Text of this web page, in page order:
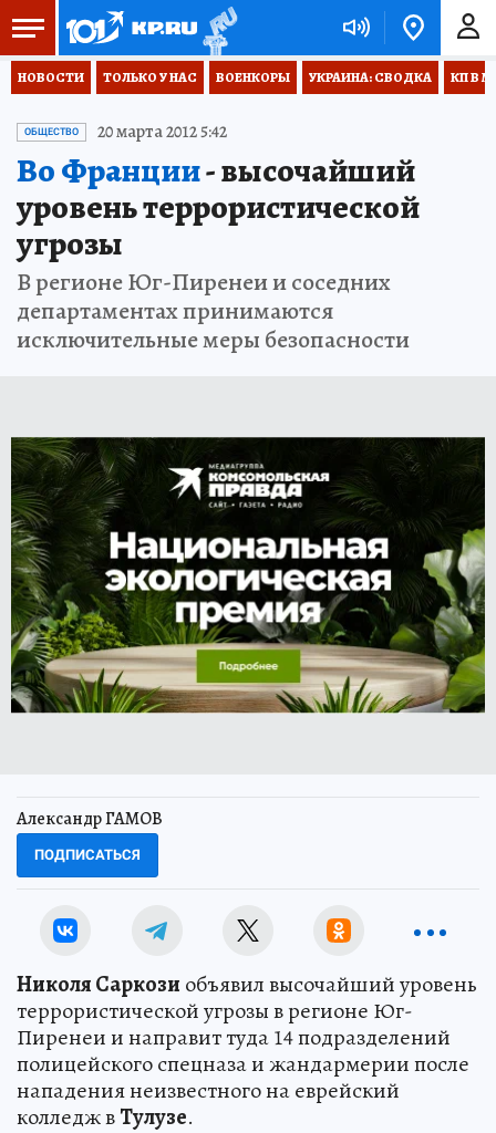
НОВОСТИ ТОЛЬКО У НАС ВОЕНКОРЫ УКРАИНА: СВОДКА КП В
ОБЩЕСТВО 20 марта 2012 5:42
Во Франции- высочайший
уровень террористической
угрозы
В регионе Юг-Пиренеи и соседних
департаментах принимаются
исключительные меры безопасности
Александр ГАМОВ
ПОДПИСАТЬСЯ
Николя Саркози объявил высочайший уровень
террористической угрозы в регионе Юг-
Пиренеи и направит туда 14 подразделений
полицейского спецназа и жандармерии после
нападения неизвестного на еврейский
колледж вТулузе.